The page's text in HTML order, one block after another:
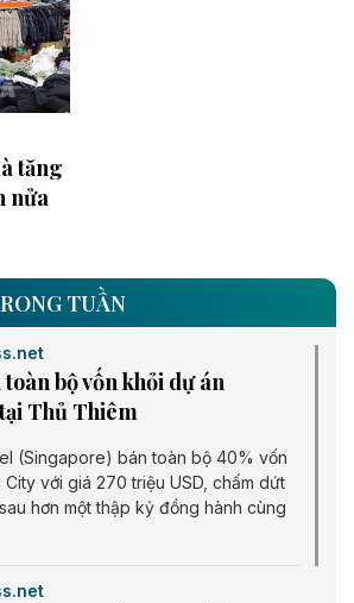
tăng
nửa
TUẦN
bộ vốn khỏi dự án
Thủ Thiêm
(Singapore) bán toàn bộ 40% vốn
với giá 270 triệu USD, chấm dứt
hơn một thập kỷ đồng hành cùng